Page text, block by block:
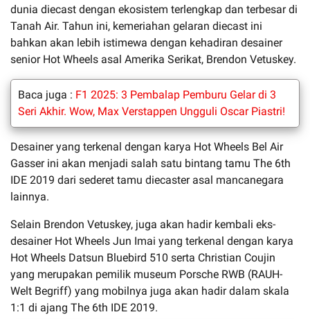
dunia diecast dengan ekosistem terlengkap dan terbesar di
Tanah Air. Tahun ini, kemeriahan gelaran diecast ini
bahkan akan lebih istimewa dengan kehadiran desainer
senior Hot Wheels asal Amerika Serikat, Brendon Vetuskey.
Baca juga : F1 2025: 3 Pembalap Pemburu Gelar di 3
Seri Akhir. Wow, Max Verstappen Ungguli Oscar Piastri!
Desainer yang terkenal dengan karya Hot Wheels Bel Air
Gasser ini akan menjadi salah satu bintang tamu The 6th
IDE 2019 dari sederet tamu diecaster asal mancanegara
lainnya.
Selain Brendon Vetuskey, juga akan hadir kembali eks-
desainer Hot Wheels Jun Imai yang terkenal dengan karya
Hot Wheels Datsun Bluebird 510 serta Christian Coujin
yang merupakan pemilik museum Porsche RWB (RAUH-
Welt Begriff) yang mobilnya juga akan hadir dalam skala
1:1 di ajang The 6th IDE 2019.